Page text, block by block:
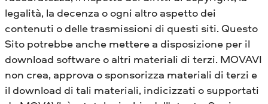
legalità, la decenza o ogni altro aspetto dei
contenuti o delle trasmissioni di questi siti. Questo
Sito potrebbe anche mettere a disposizione per il
download software o altri materiali di terzi. MOVAVI
non crea, approva o sponsorizza materiali di terzi e
il download di tali materiali, indicizzati o supportati